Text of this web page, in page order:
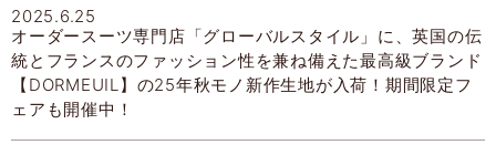
2025.6.25
オーダースーツ専門店「グローバルスタイル」に、英国の伝
統とフランスのファッション性を兼ね備えた最高級ブランド
【DORMEUIL】の25年秋モノ新作生地が入荷！期間限定フ
ェアも開催中！